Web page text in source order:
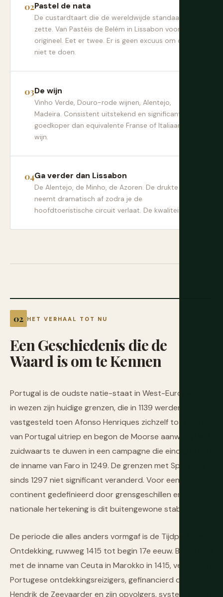
Pastel de nata
De custardtaart die de wereldwijde standaard
zette. Van Pastéis de Belém in Lissabon voor het
origineel. Eet er twee. Er is geen excuus om dat
niet te doen.
De wijn
Vinho Verde, Douro-rode wijnen, Alentejo,
Madeira. Consistent uitstekend en significant
goedkoper dan equivalente Franse of Italiaanse
wijn.
Ga verder dan Lissabon
De Alentejo, de Minho, de Azoren. De drukte
neemt dramatisch af zodra je de
hoofdtoeristische circuit verlaat. De kwaliteit niet.
HET VERHAAL TOT NU
EenGeschiedenisdiede
Waard isomteKennen
Portugal is de oudste natie-staat in West-Europa met
in wezen zijn huidige grenzen, die in 1139 werden
vastgesteld toen Afonso Henriques zichzelf tot Koning
van Portugal uitriep en begon de Moorse aanwezigheid
zuidwaarts te duwen in een campagne die eindigde met
de inname van Faro in 1249. De grenzen met Spanje zijn
sinds 1297 niet significant veranderd. Voor een
continent gedefinieerd door grensgeschillen en
nationale hertekening is dit buitengewone stabiliteit.
De periode die alles anders vormgaf is de Tijdperk van
Ontdekking, ruwweg 1415 tot begin 17e eeuw. Beginnend
met de inname van Ceuta in Marokko in 1415, verkenden
Portugese ontdekkingsreizigers, gefinancierd door Prins
Hendrik de Zeevaarder en zijn opvolgers, systematisch